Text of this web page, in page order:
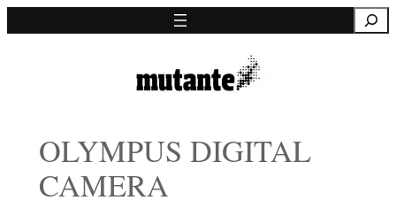
para
OLYMPUS DIGITAL
CAMERA